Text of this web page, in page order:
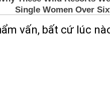
vấn, bất cứ lúc